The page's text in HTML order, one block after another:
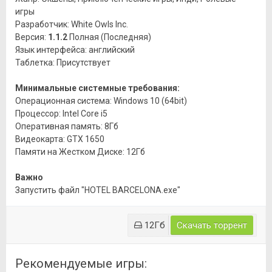
игры
Разработчик: White Owls Inc.
Версия: 1.1.2 Полная (Последняя)
Язык интерфейса: английский
Таблетка: Присутствует
Минимальные системные требования:
Операционная система: Windows 10 (64bit)
Процессор: Intel Core i5
Оперативная память: 8Гб
Видеокарта: GTX 1650
Памяти на Жестком Диске: 12Гб
Важно
Запустить файл "HOTEL BARCELONA.exe"
12Гб Скачать торрент
Рекомендуемые игры: